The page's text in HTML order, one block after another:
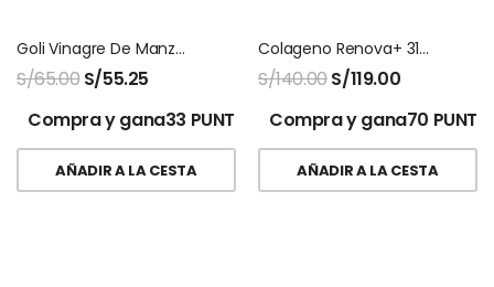
Goli Vinagre De Manzana GOMITAS
S/65.00 S/55.25
Compra y gana33 PUNTOS!
AÑADIR A LA CESTA
Colageno Renova+ 315g Doypack
S/140.00S/119.00
Compra y gana70
AÑADIR A LA CESTA